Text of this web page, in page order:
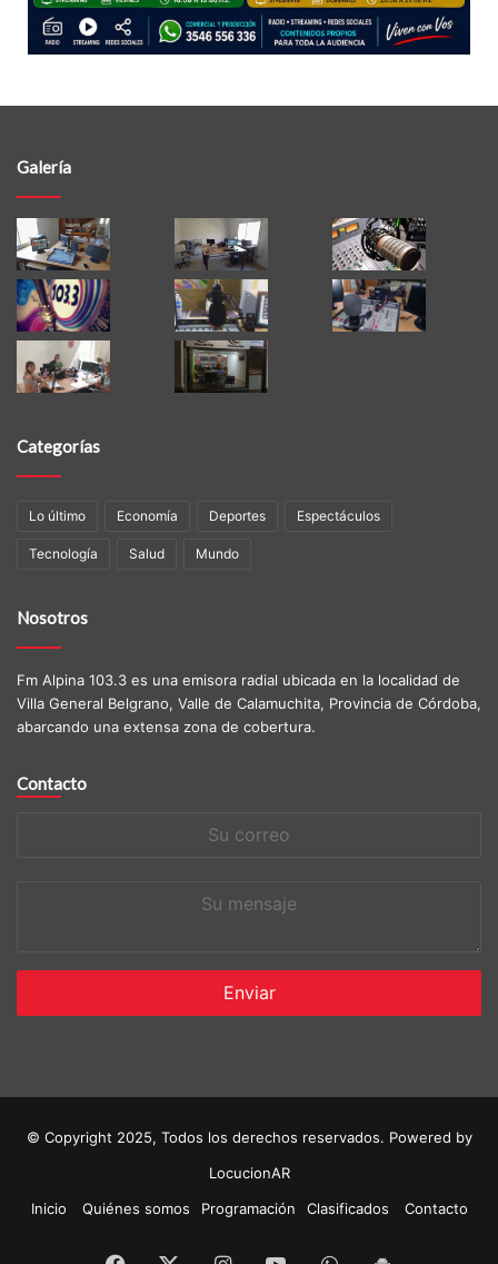
Galería
Categorías
Lo último Economía Deportes Espectáculos
Tecnología Salud Mundo
Nosotros
Fm Alpina 103.3 es una emisora radial ubicada en la localidad de
Villa General Belgrano, Valle de Calamuchita, Provincia de Córdoba,
abarcando una extensa zona de cobertura.
Contacto
© Copyright 2025, Todos los derechos reservados. Powered by
LocucionAR
Inicio
Quiénes somos Programación Clasificados Contacto